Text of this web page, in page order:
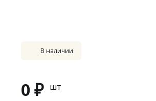
В наличии
0 ₽ шт